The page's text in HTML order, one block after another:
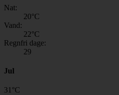
Nat:
20°C
Vand:
22°C
Regnfri dage:
29
Jul
31 °C